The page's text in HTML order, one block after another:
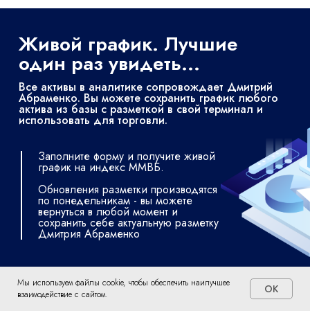
Живой график. Лучшие
один раз увидеть...
Все активы в аналитике сопровождает Дмитрий
Абраменко. Вы можете сохранить график любого
актива из базы с разметкой в свой терминал и
использовать для торговли.
Заполните форму и получите живой
график на индекс ММВБ.
Обновления разметки производятся
по понедельникам - вы можете
вернуться в любой момент и
сохранить себе актуальную разметку
Дмитрия Абраменко
Оформить подписку
Мы используем файлы cookie, чтобы обеспечить наилучшее
взаимодействие с сайтом.
OK